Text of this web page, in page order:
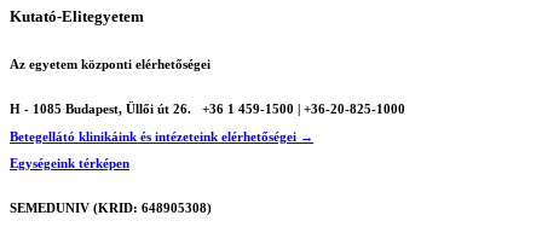
Kutató-Elitegyetem
Az egyetem központi elérhetőségei
H - 1085 Budapest, Üllői út 26.
+36 1 459-1500 | +36-20-825-1000
Betegellátó klinikáink és intézeteink elérhetőségei →
Egységeink térképen
SEMEDUNIV (KRID: 648905308)